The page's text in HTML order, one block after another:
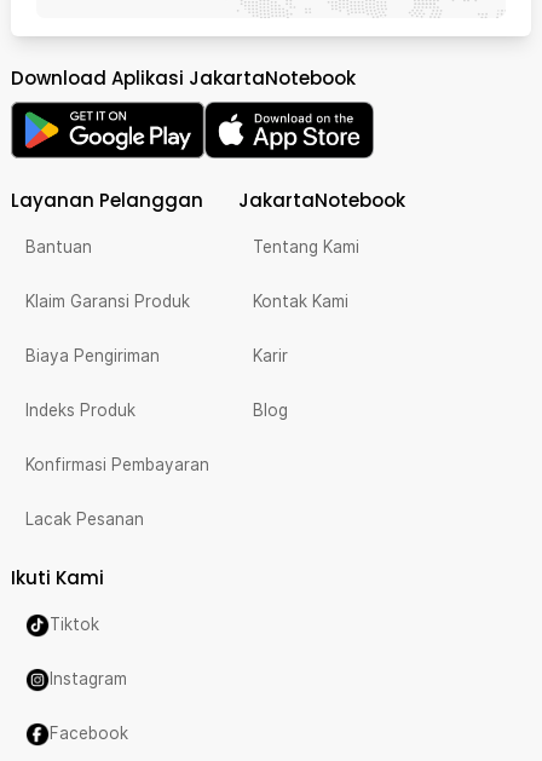
Download Aplikasi JakartaNotebook
Layanan Pelanggan
Bantuan
Klaim Garansi Produk
Biaya Pengiriman
Indeks Produk
Konfirmasi Pembayaran
Lacak Pesanan
JakartaNotebook
Tentang Kami
Kontak Kami
Karir
Blog
Ikuti Kami
Tiktok
Instagram
Facebook